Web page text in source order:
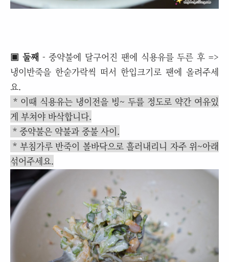
▣ 둘째- 중약불에 달구어진 팬에 식용유를 두른 후 =>
냉이반죽을 한숟가락씩 떠서 한입크기로 팬에 올려주세
요.
* 이때 식용유는 냉이전을 빙~ 두를 정도로 약간 여유있
게 부쳐야 바삭합니다.
* 중약불은 약불과 중불 사이.
* 부침가루 반죽이 볼바닥으로 흘러내리니 자주 위~아래
섞어주세요.